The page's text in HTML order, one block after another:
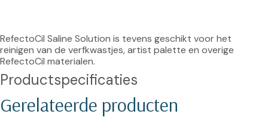
RefectoCil Saline Solution is tevens geschikt voor het
reinigen van de verfkwastjes, artist palette en overige
RefectoCil materialen.
Productspecificaties
Gerelateerde producten